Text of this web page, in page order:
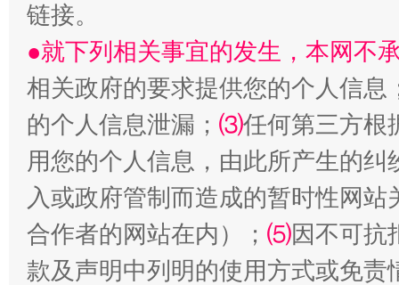
“刷贴”乱象丛生
生
链接。
●就下列相关事宜的发生，本网不
相关政府的要求提供您的个人信息
的个人信息泄漏； ⑶任何第三方根
用您的个人信息，由此所产生的纠
入或政府管制而造成的暂时性网
合作者的网站在内）； ⑸因不可抗
款及声明中列明的使用方式或免责